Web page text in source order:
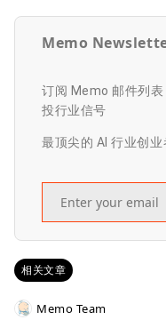
Memo
订阅 Memo 邮件列
投行业信号
最顶尖的 AI 行业创
相关文章
Memo Team